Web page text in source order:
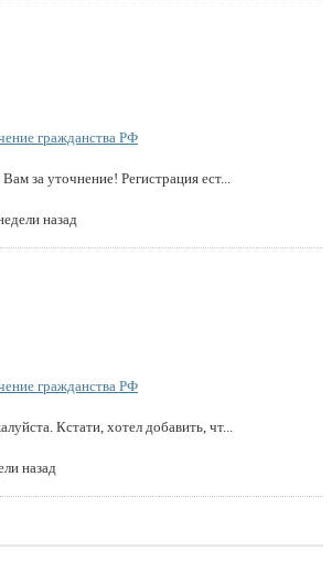
гражданства РФ
за уточнение! Регистрация ест...
назад
гражданства РФ
Кстати, хотел добавить, чт...
назад